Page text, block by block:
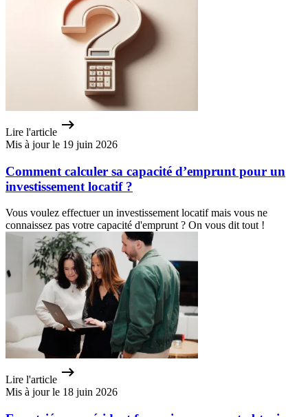
Lire l'article
Mis à jour le 19 juin 2026
Comment calculer sa capacité d’emprunt pour un
investissement locatif ?
Vous voulez effectuer un investissement locatif mais vous ne
connaissez pas votre capacité d'emprunt ? On vous dit tout !
Lire l'article
Mis à jour le 18 juin 2026